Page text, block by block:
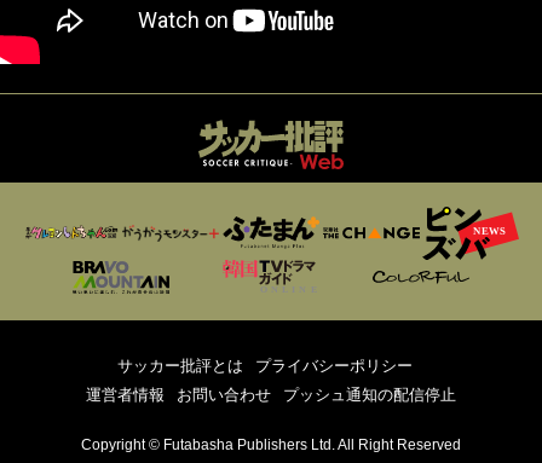
サッカー批評とは
プライバシーポリシー
運営者情報
お問い合わせ プッシュ通知の配信停止
Copyright © Futabasha Publishers Ltd. All Right Reserved